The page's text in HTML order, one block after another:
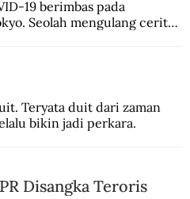
19 berimbas pada
Seolah mengulang cerita
Teryata duit dari zaman
bikin jadi perkara.
Disangka Teroris